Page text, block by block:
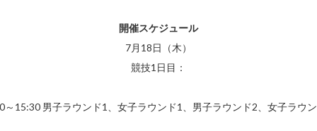
開催スケジュール
7月18日（木）
競技1日目：
～15:30 男子ラウンド1、女子ラウンド1、男子ラウンド2、女子ラウ